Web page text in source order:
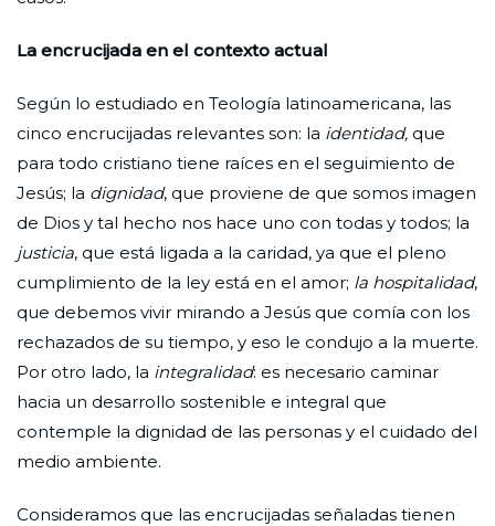
La encrucijada en el contexto actual
Según lo estudiado en Teología latinoamericana, las
cinco encrucijadas relevantes son: la identidad, que
para todo cristiano tiene raíces en el seguimiento de
Jesús; la dignidad, que proviene de que somos imagen
de Dios y tal hecho nos hace uno con todas y todos; la
justicia, que está ligada a la caridad, ya que el pleno
cumplimiento de la ley está en el amor; la hospitalidad,
que debemos vivir mirando a Jesús que comía con los
rechazados de su tiempo, y eso le condujo a la muerte.
Por otro lado, la integralidad: es necesario caminar
hacia un desarrollo sostenible e integral que
contemple la dignidad de las personas y el cuidado del
medio ambiente.
Consideramos que las encrucijadas señaladas tienen